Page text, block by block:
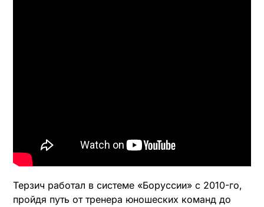
Терзич работал в системе «Боруссии» с 2010-го,
пройдя путь от тренера юношеских команд до